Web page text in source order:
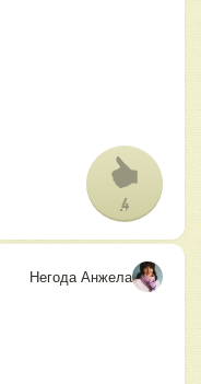
4
Негода Aнжела